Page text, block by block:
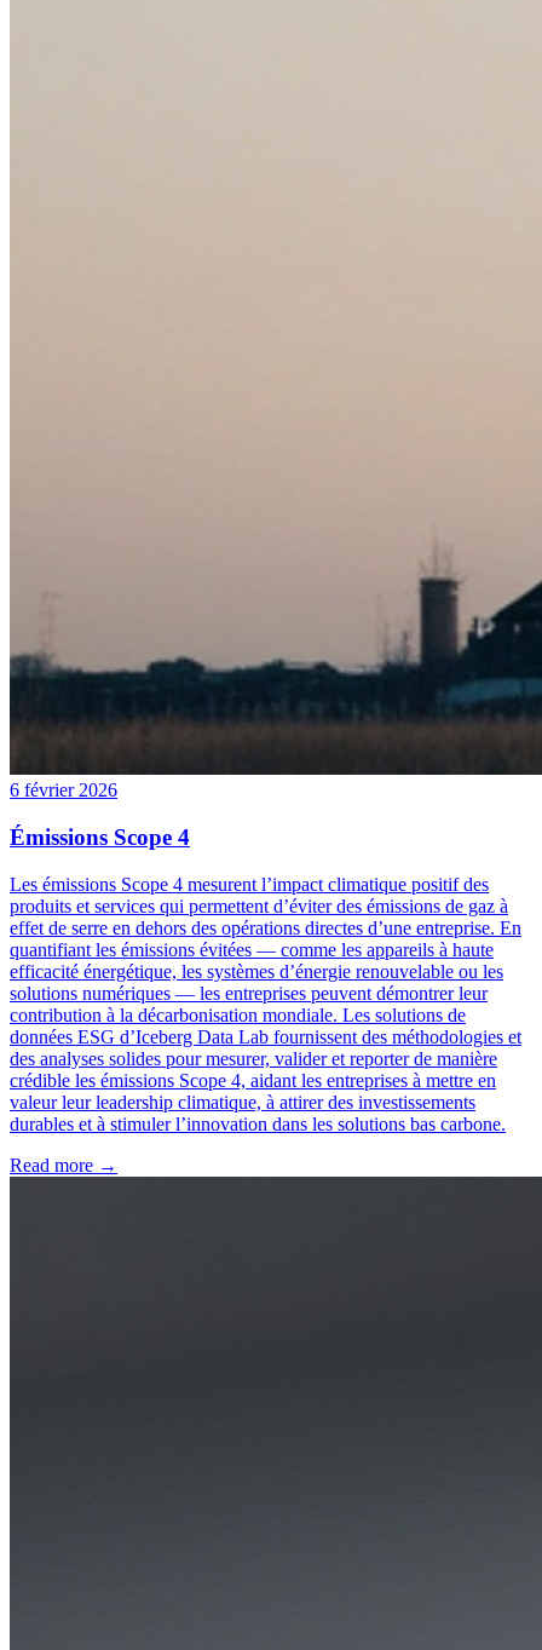
6 février 2026
Émissions Scope 4
Les émissions Scope 4 mesurent l’impact climatique positif des
produits et services qui permettent d’éviter des émissions de gaz à
effet de serre en dehors des opérations directes d’une entreprise. En
quantifiant les émissions évitées — comme les appareils à haute
efficacité énergétique, les systèmes d’énergie renouvelable ou les
solutions numériques — les entreprises peuvent démontrer leur
contribution à la décarbonisation mondiale. Les solutions de
données ESG d’Iceberg Data Lab fournissent des méthodologies et
des analyses solides pour mesurer, valider et reporter de manière
crédible les émissions Scope 4, aidant les entreprises à mettre en
valeur leur leadership climatique, à attirer des investissements
durables et à stimuler l’innovation dans les solutions bas carbone.
Read more →